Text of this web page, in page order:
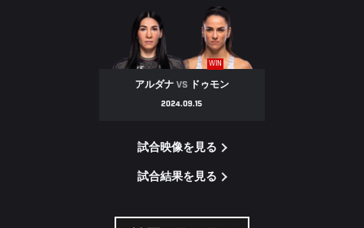
WIN
アルダナ VSドゥモン
2024.09.15
試合映像を見る
試合結果を見る